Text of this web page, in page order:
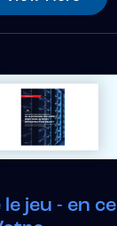
jeu - en ce